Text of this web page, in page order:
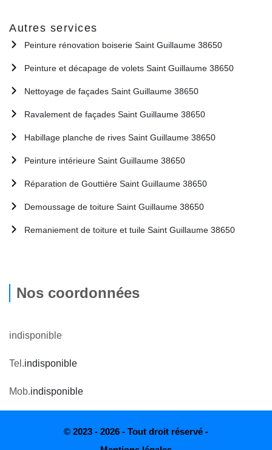
Autres services
Peinture rénovation boiserie Saint Guillaume 38650
Peinture et décapage de volets Saint Guillaume 38650
Nettoyage de façades Saint Guillaume 38650
Ravalement de façades Saint Guillaume 38650
Habillage planche de rives Saint Guillaume 38650
Peinture intérieure Saint Guillaume 38650
Réparation de Gouttière Saint Guillaume 38650
Demoussage de toiture Saint Guillaume 38650
Remaniement de toiture et tuile Saint Guillaume 38650
Nos coordonnées
indisponible
Tel.indisponible
Mob.indisponible
© 2023 - 2026 - Tout droit réservé -